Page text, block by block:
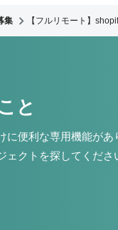
集 【フルリモート】
と
便利な専用機能があ
クトを探してくださ